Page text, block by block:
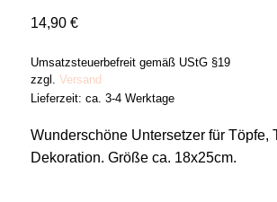
14,90€
Umsatzsteuerbefreit gemäß UStG §19
zzgl.Versand
Lieferzeit: ca. 3-4 Werktage
Wunderschöne Untersetzer für Töpfe,
Dekoration. Größe ca. 18x25cm.